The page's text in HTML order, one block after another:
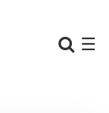
☰